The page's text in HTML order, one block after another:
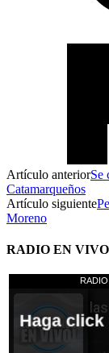
Artículo anteriorSe
Catamarqueños
Artículo siguiente
Moreno
RADIO EN VIVO